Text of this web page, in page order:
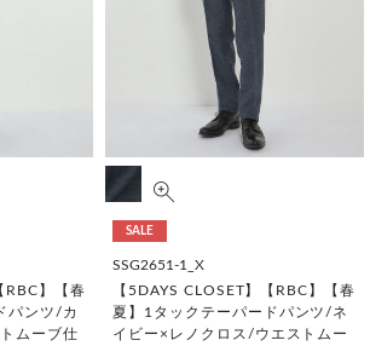
RBC】【春
パンツ/カ
ムーブ仕
SALE
SSG2651-1_X
【5DAYS CLOSET】【RBC】【春
夏】1タックテーパードパンツ/ネ
イビー×レノクロス/ウエストムー